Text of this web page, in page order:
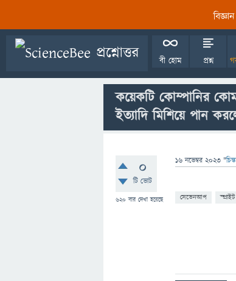
বী হোম প্রশ্ন
কয়েকটি কোম্পানির
ইত্যাদি মিশিয়ে পান
0
টি ভোট
620 বার দেখা হয়েছে
16 নভেম্বর 2023 "
সেভেনআপ স্প্রাইট